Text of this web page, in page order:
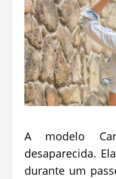
A modelo
desaparecida.
durante um